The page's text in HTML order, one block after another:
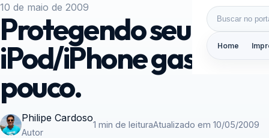
Buscar por:
Home
10 de maio de 2009
Protegendo seu
iPod/iPhone gastando
pouco.
Philipe Cardoso
Autor
1 min de leituraAtualizado em 10/05/2009